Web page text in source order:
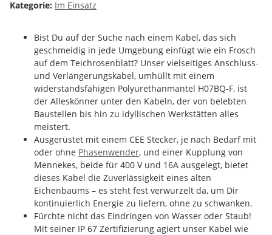
Kategorie: Im Einsatz
Bist Du auf der Suche nach einem Kabel, das sich
geschmeidig in jede Umgebung einfügt wie ein Frosch
auf dem Teichrosenblatt? Unser vielseitiges Anschluss-
und Verlängerungskabel, umhüllt mit einem
widerstandsfähigen Polyurethanmantel H07BQ-F, ist
der Alleskönner unter den Kabeln, der von belebten
Baustellen bis hin zu idyllischen Werkstätten alles
meistert.
Ausgerüstet mit einem CEE Stecker, je nach Bedarf mit
oder ohne Phasenwender, und einer Kupplung von
Mennekes, beide für 400 V und 16A ausgelegt, bietet
dieses Kabel die Zuverlässigkeit eines alten
Eichenbaums – es steht fest verwurzelt da, um Dir
kontinuierlich Energie zu liefern, ohne zu schwanken.
Fürchte nicht das Eindringen von Wasser oder Staub!
Mit seiner IP 67 Zertifizierung agiert unser Kabel wie